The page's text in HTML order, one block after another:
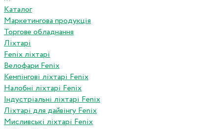
Каталог
Маркетингова продукція
Торгове обладнання
Ліхтарі
Fenix ліхтарі
Велофари Fenix
Кемпінгові ліхтарі Fenix
Налобні ліхтарі Fenix
Індустріальні ліхтарі Fenix
Ліхтарі для дайвінгу Fenix
Мисливські ліхтарі Fenix